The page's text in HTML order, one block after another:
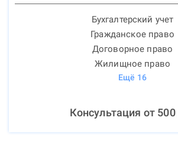
Бухгалтерский учет
Гражданское право
Договорное право
Жилищное право
Ещё 16
Консультация от 500